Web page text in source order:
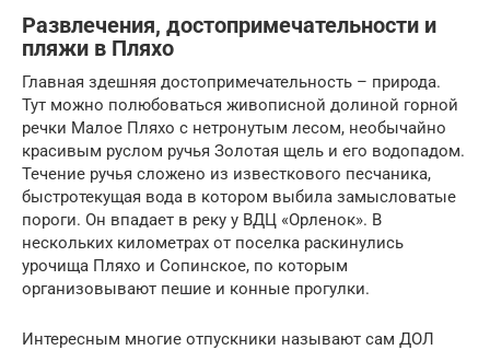
Развлечения, достопримечательности и
пляжи в Пляхо
Главная здешняя достопримечательность – природа.
Тут можно полюбоваться живописной долиной горной
речки Малое Пляхо с нетронутым лесом, необычайно
красивым руслом ручья Золотая щель и его водопадом.
Течение ручья сложено из известкового песчаника,
быстротекущая вода в котором выбила замысловатые
пороги. Он впадает в реку у ВДЦ «Орленок». В
нескольких километрах от поселка раскинулись
урочища Пляхо и Сопинское, по которым
организовывают пешие и конные прогулки.
Интересным многие отпускники называют сам ДОЛ